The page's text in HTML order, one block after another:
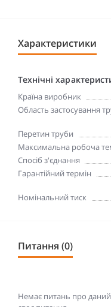
Характеристики
Технічні
Країна виробник
Область застосування
Перетин труби
Максимальна робоча
Спосіб з'єднання
Гарантійний термін
Номінальний тиск
Питання (0)
Немає питань про